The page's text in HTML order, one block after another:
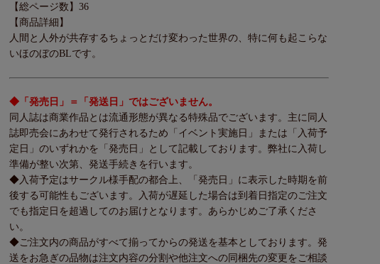
【総ページ数】36
【商品詳細】
人間と人外が共存するちょっとだけ変わった世界の、特に何も起こらな
いほのぼのBLです。
◆「発売日」＝「発送日」ではございません。
同人誌は商業作品とは流通形態が異なる特殊品でございます。主に同人
誌即売会にあわせて発行されるため「イベント実施日」または「入荷予
定日」のいずれかを「発売日」として記載しております。弊社に入荷し
準備が整い次第、発送手続きを行います。
◆入荷予定はサークル様手配の都合上、「発売日」に表示した時期を前
後する可能性もございます。入荷が遅延した場合は到着日指定のご注文
でも指定日を超過してのお届けとなります。あらかじめご了承くださ
い。
◆ご注文内の商品がすべて揃ってからの発送を基本としております。発
送をお急ぎの品物は注文内容の分割や他注文への同梱先の変更をご相談